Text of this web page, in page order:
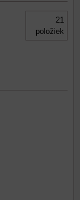
21
položiek